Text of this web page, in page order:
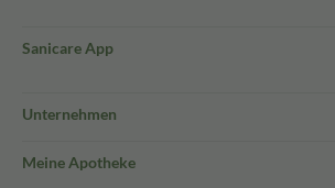
Sanicare App
Unternehmen
Meine Apotheke